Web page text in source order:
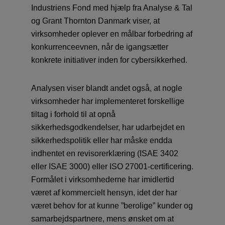
Industriens Fond med hjælp fra Analyse & Tal
og Grant Thornton Danmark viser, at
virksomheder oplever en målbar forbedring af
konkurrenceevnen, når de igangsætter
konkrete initiativer inden for cybersikkerhed.
Analysen viser blandt andet også, at nogle
virksomheder har implementeret forskellige
tiltag i forhold til at opnå
sikkerhedsgodkendelser, har udarbejdet en
sikkerhedspolitik eller har måske endda
indhentet en revisorerklæring (ISAE 3402
eller ISAE 3000) eller ISO 27001-certificering.
Formålet i virksomhederne har imidlertid
været af kommercielt hensyn, idet der har
været behov for at kunne ”berolige” kunder og
samarbejdspartnere, mens ønsket om at